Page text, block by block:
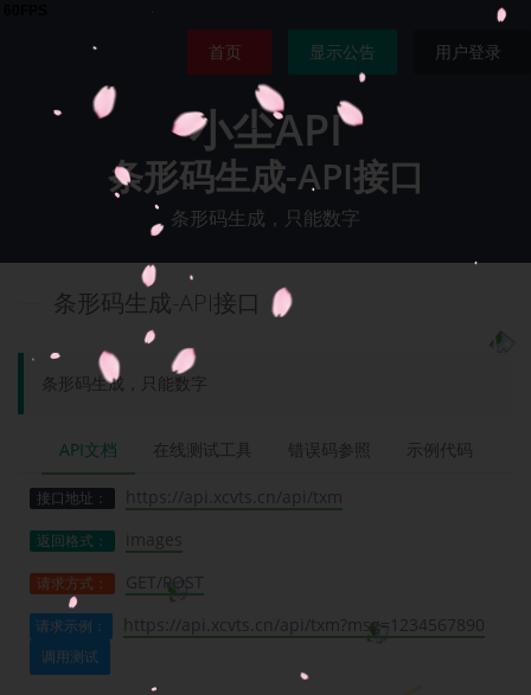
首页 显示公告 用户登录
小尘API
条形码生成-API接口
条形码生成，只能数字
条形码生成-API接口
条形码生成，只能数字
API文档 在线测试工具 错误码参照 示例代码
接口地址： https://api.xcvts.cn/api/txm
返回格式： images
请求方式： GET/POST
请求示例： https://api.xcvts.cn/api/txm?msg=1234567890
调用测试